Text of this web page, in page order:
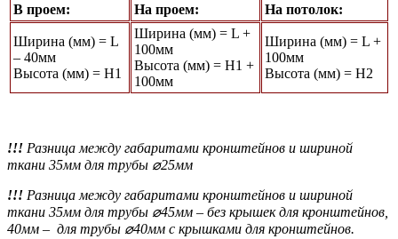
В проем: На проем: На потолок:
Ширина (мм) = L
– 40мм
Высота (мм) = Н1
Ширина (мм) = L +
100мм
Высота (мм) = Н1 +
100мм
Ширина (мм) = L +
100мм
Высота (мм) = Н2
!!! Разница между габаритами кронштейнов и шириной
ткани 35мм для трубы ⌀25мм
!!! Разница между габаритами кронштейнов и шириной
ткани 35мм для трубы ⌀45мм – без крышек для кронштейнов,
40мм – для трубы ⌀40мм с крышками для кронштейнов.